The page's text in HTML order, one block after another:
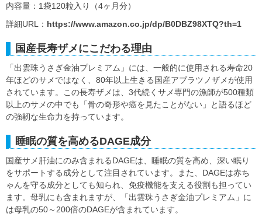
内容量：1袋120粒入り（4ヶ月分）
詳細URL： https://www.amazon.co.jp/dp/B0DBZ98XTQ?th=1
国産長寿ザメにこだわる理由
「出雲珠うさぎ金油プレミアム」には、一般的に使用される寿命20
年ほどのサメではなく、80年以上生きる国産アブラツノザメが使用
されています。この長寿ザメは、3代続くサメ専門の漁師が500種類
以上のサメの中でも「骨の奇形や癌を見たことがない」と語るほど
の強靭な生命力を持っています。
睡眠の質を高めるDAGE成分
国産サメ肝油にのみ含まれるDAGEは、睡眠の質を高め、深い眠り
をサポートする成分として注目されています。また、DAGEは赤ち
ゃんを守る成分としても知られ、免疫機能を支える役割も担ってい
ます。母乳にも含まれますが、「出雲珠うさぎ金油プレミアム」に
は母乳の50～200倍のDAGEが含まれています。